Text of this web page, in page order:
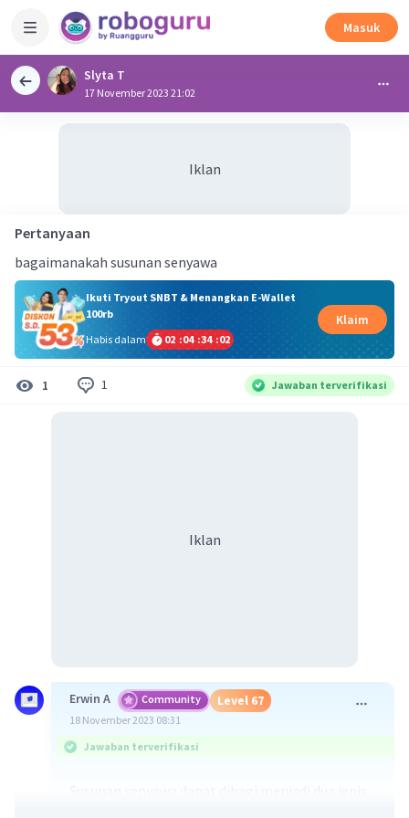
Masuk
Slyta T
17 November 2023 21:02
Iklan
Pertanyaan
bagaimanakah susunan senyawa
Ikuti Tryout SNBT & Menangkan E-Wallet
100rb
Habis dalam
02 :04 :34 :01
Klaim
1 1 Jawaban terverifikasi
Iklan
Erwin A Community Level 67
18 November 2023 08:31
Jawaban terverifikasi